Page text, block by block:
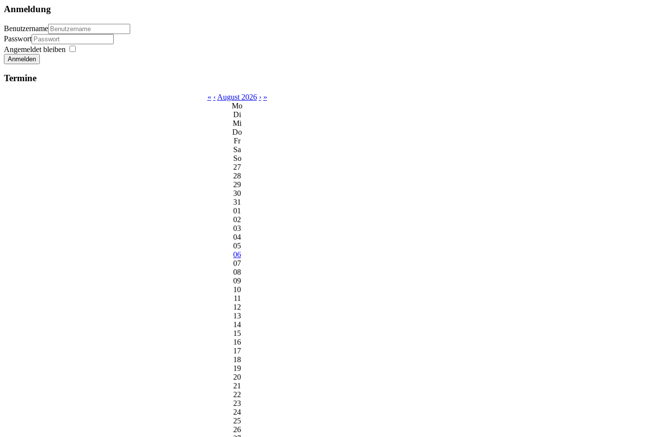
Anmeldung
Benutzername
Passwort
Angemeldet bleiben
Anmelden
Termine
« ‹ August 2026 › »
Mo
Di
Mi
Do
Fr
Sa
So
27
28
29
30
31
01
02
03
04
05
06
07
08
09
10
11
12
13
14
15
16
17
18
19
20
21
22
23
24
25
26